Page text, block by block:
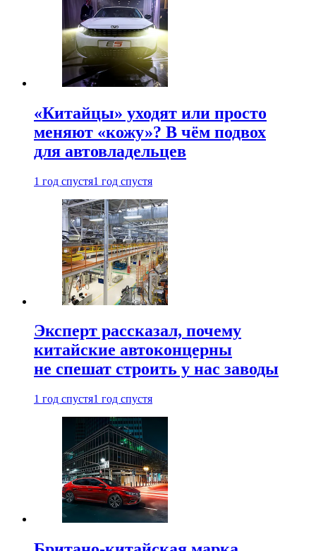
«Китайцы» уходят или просто
меняют «кожу»? В чём подвох
для автовладельцев
1 год спустя1 год спустя
Эксперт рассказал, почему
китайские автоконцерны
не спешат строить у нас заводы
1 год спустя1 год спустя